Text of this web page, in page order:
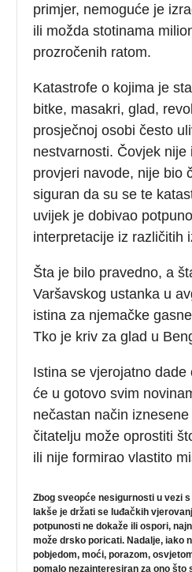
primjer, nemoguće je
ili možda stotinama
prozročenih ratom.
Katastrofe o kojima je
bitke, masakri, glad,
prosječnoj osobi često
nestvarnosti. Čovjek nije
provjeri navode, nije bio
siguran da su se te
uvijek je dobivao
interpretacije iz različitih
Šta je bilo pravedno, a
Varšavskog ustanka u
istina za njemačke
Tko je kriv za glad u
Istina se vjerojatno
će u gotovo svim
nečastan način
čitatelju može oprostiti
ili nije formirao vlastito
Zbog sveopće nesigurnosti u vezi
lakše je držati se luđačkih
potpunosti ne dokaže ili ospori,
može drsko poricati. Nadalje, iako
pobjedom, moći, porazom,
pomalo nezainteresiran za ono što